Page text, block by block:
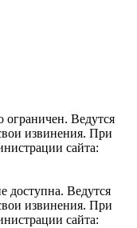
Ведутся
извинения. При
сайта:
доступна. Ведутся
извинения. При
сайта: